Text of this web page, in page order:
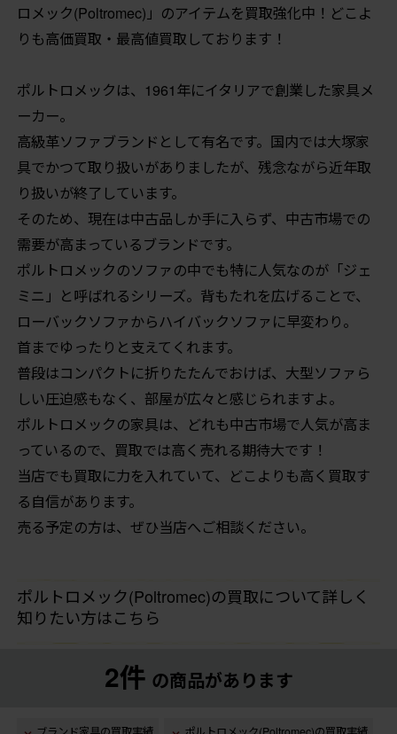
ロメック(Poltromec)」のアイテムを買取強化中！どこよ
りも高価買取・最高値買取しております！
ポルトロメックは、1961年にイタリアで創業した家具メ
ーカー。
高級革ソファブランドとして有名です。国内では大塚家
具でかつて取り扱いがありましたが、残念ながら近年取
り扱いが終了しています。
そのため、現在は中古品しか手に入らず、中古市場での
需要が高まっているブランドです。
ポルトロメックのソファの中でも特に人気なのが「ジェ
ミニ」と呼ばれるシリーズ。背もたれを広げることで、
ローバックソファからハイバックソファに早変わり。
首までゆったりと支えてくれます。
普段はコンパクトに折りたたんでおけば、大型ソファら
しい圧迫感もなく、部屋が広々と感じられますよ。
ポルトロメックの家具は、どれも中古市場で人気が高ま
っているので、買取では高く売れる期待大です！
当店でも買取に力を入れていて、どこよりも高く買取す
る自信があります。
売る予定の方は、ぜひ当店へご相談ください。
ポルトロメック(Poltromec)の買取について詳しく
知りたい方はこちら
2件 の商品があります